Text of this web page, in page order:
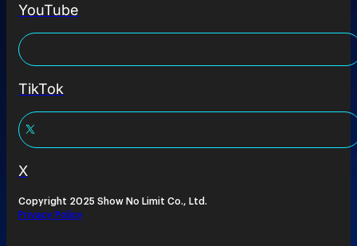
YouTube
TikTok
X
Copyright 2025 Show No Limit Co., Ltd.
Privacy Policy